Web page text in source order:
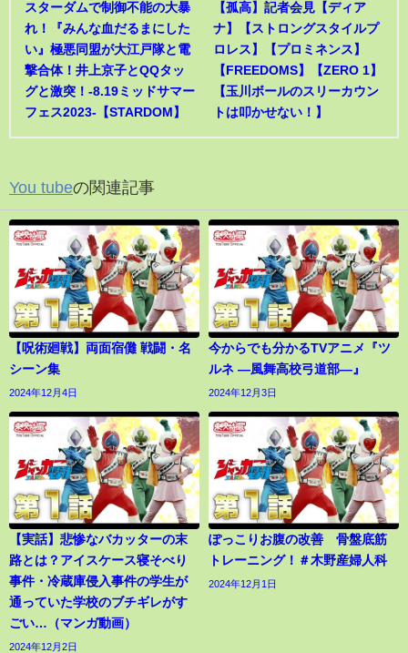
スターダムで制御不能の大暴
れ！『みんな血だるまにした
い』極悪同盟が大江戸隊と電
撃合体！井上京子とQQタッ
グと激突！-8.19ミッドサマー
フェス2023-【STARDOM】
【孤高】記者会見【ディア
ナ】【ストロングスタイルプ
ロレス】【プロミネンス】
【FREEDOMS】【ZERO 1】
【玉川ボールのスリーカウン
トは叩かせない！】
You tubeの関連記事
【呪術廻戦】両面宿儺 戦闘・名
シーン集
2024年12月4日
今からでも分かるTVアニメ『ツ
ルネ ―風舞高校弓道部―』
2024年12月3日
【実話】悲惨なバカッターの末
路とは？アイスケース寝そべり
事件・冷蔵庫侵入事件の学生が
通っていた学校のブチギレがす
ごい…（マンガ動画）
2024年12月2日
ぽっこりお腹の改善 骨盤底筋
トレーニング！＃木野産婦人科
2024年12月1日